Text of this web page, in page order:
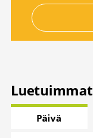
Luetuimmat
Päivä